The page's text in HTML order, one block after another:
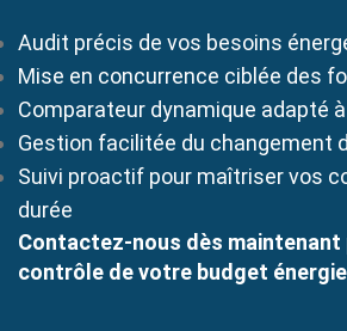
Audit précis de vos besoins
Mise en concurrence ciblée des
Comparateur dynamique adapté
Gestion facilitée du changement
Suivi proactif pour maîtriser vos
durée
Contactez-nous dès maintenant
contrôle de votre budget